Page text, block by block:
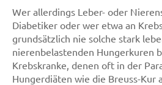
Wer allerdings Leber- oder
Diabetiker oder wer etwa an
grundsätzlich nie solche stark
nierenbelastenden Hungerkuren
Krebskranke, denen oft in der
Hungerdiäten wie die Breuss-Kur